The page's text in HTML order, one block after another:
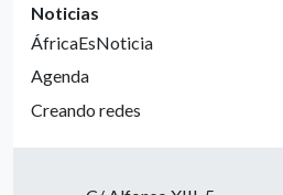
Noticias
ÁfricaEsNoticia
Agenda
Creando redes